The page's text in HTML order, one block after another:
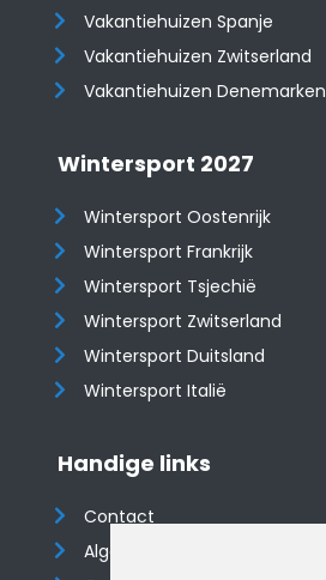
Vakantiehuizen Spanje
​​​​​​​Vakantiehuizen Zwitserland
Vakantiehuizen Denemarken
Wintersport 2027
Wintersport Oostenrijk
Wintersport Frankrijk
Wintersport Tsjechië
Wintersport Zwitserland
Wintersport Duitsland
Wintersport Italië
Handige links
Contact
Algemene voorwaarden